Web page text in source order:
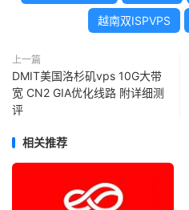
越南双ISPVPS
上一篇
DMIT美国洛杉矶vps 10G大带
宽 CN2 GIA优化线路 附详细测
评
相关推荐